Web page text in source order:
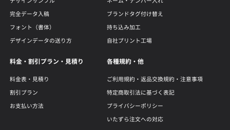
完全データ入稿
フォント（書体）
デザインデータの送り方
ブランドタグ付け替え
持ち込み加工
自社プリント工場
料金・割引プラン・見積り
料金表・見積り
割引プラン
お支払い方法
各種規約・他
ご利用規約・返品交換規約・注意事項
特定商取引法に基づく表記
プライバシーポリシー
いたずら注文への対応